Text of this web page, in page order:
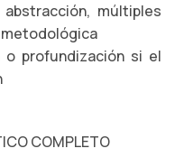
múltiples
profundización si el
COMPLETO